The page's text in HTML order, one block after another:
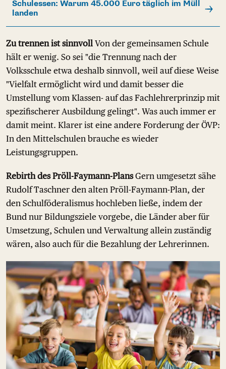
Schulessen: Warum 45.000 Euro täglich im Müll
landen
Zu trennen ist sinnvollVon der gemeinsamen Schule
hält er wenig. So sei "die Trennung nach der
Volksschule etwa deshalb sinnvoll, weil auf diese Weise
"Vielfalt ermöglicht wird und damit besser die
Umstellung vom Klassen- auf das Fachlehrerprinzip mit
spezifischerer Ausbildung gelingt". Was auch immer er
damit meint. Klarer ist eine andere Forderung der ÖVP:
In den Mittelschulen brauche es wieder
Leistungsgruppen.
Rebirth des Pröll-Faymann-PlansGern umgesetzt sähe
Rudolf Taschner den alten Pröll-Faymann-Plan, der
den Schulföderalismus hochleben ließe, indem der
Bund nur Bildungsziele vorgebe, die Länder aber für
Umsetzung, Schulen und Verwaltung allein zuständig
wären, also auch für die Bezahlung der Lehrerinnen.